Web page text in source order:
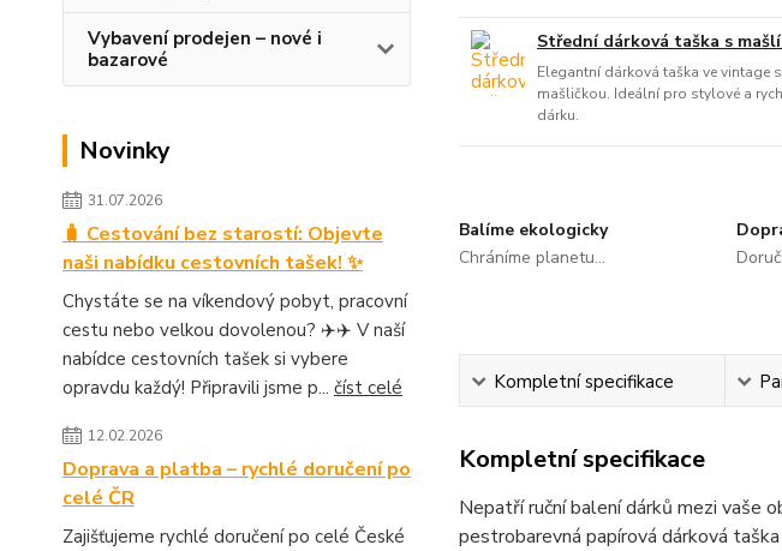
Vybavení prodejen – nové i
bazarové
Novinky
31.07.2026
🧳 Cestování bez starostí: Objevte
naši nabídku cestovních tašek! ✨
Chystáte se na víkendový pobyt, pracovní
cestu nebo velkou dovolenou? ✈️✈️ V naší
nabídce cestovních tašek si vybere
opravdu každý! Připravili jsme p... číst celé
12.02.2026
Doprava a platba – rychlé doručení po
celé ČR
Zajišťujeme rychlé doručení po celé České
Střední dárková taška s
Elegantní dárková taška ve vintage
mašličkou. Ideální pro stylové a
dárku.
Balíme ekologicky
Chráníme planetu...
Kompletní specifikace
Kompletní specifikace
Nepatří ruční balení dárků mezi vaše
pestrobarevná papírová dárková